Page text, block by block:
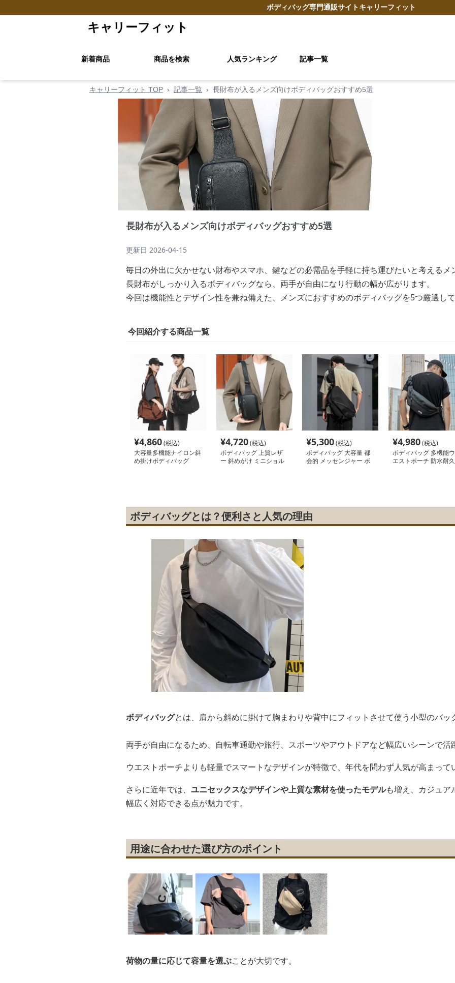
ボディバッグ専門通販サイトキャリーフィット
キャリーフィット
新着商品 商品を検索 人気ランキング 記事一覧
キャリーフィット TOP › 記事一覧 › 長財布が入るメンズ向けボディバッグおすすめ5選
長財布が入るメンズ向けボディバッグおすすめ5選
更新日 2026-04-15
毎日の外出に欠かせない財布やスマホ、鍵などの必需品を手軽に持ち運びたいと考える
長財布がしっかり入るボディバッグなら、両手が自由になり行動の幅が広がります。
今回は機能性とデザイン性を兼ね備えた、メンズにおすすめのボディバッグを5つ厳選し
今回紹介する商品一覧
¥4,860(税込)
大容量多機能ナイロン斜
め掛けボディバッグ
¥4,720(税込)
ボディバッグ 上質レザ
ー 斜めがけ ミニショル
¥5,300(税込)
ボディバッグ 大容量 都
会的 メッセンジャー ボ
¥4,980(税込)
ボディバッグ 多機能ウ
エストポーチ 防水耐久
ボディバッグとは？便利さと人気の理由
ボディバッグとは、肩から斜めに掛けて胸まわりや背中にフィットさせて使う小型のバッ
両手が自由になるため、自転車通勤や旅行、スポーツやアウトドアなど幅広いシーンで活
ウエストポーチよりも軽量でスマートなデザインが特徴で、年代を問わず人気が高まって
さらに近年では、 ユニセックスなデザインや上質な素材を使ったモデルも増え、カジュア
幅広く対応できる点が魅力です。
用途に合わせた選び方のポイント
荷物の量に応じて容量を選ぶことが大切です。